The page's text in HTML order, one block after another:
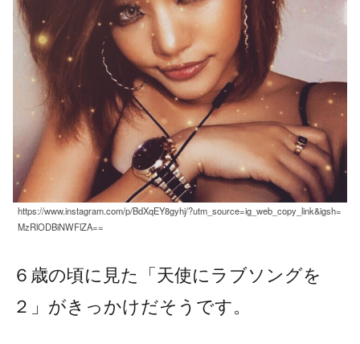
https://www.instagram.com/p/BdXqEY8gyhj/?utm_source=ig_web_copy_link&igsh=
MzRlODBiNWFlZA==
６歳の頃に見た「天使にラブソングを
２」がきっかけだそうです。